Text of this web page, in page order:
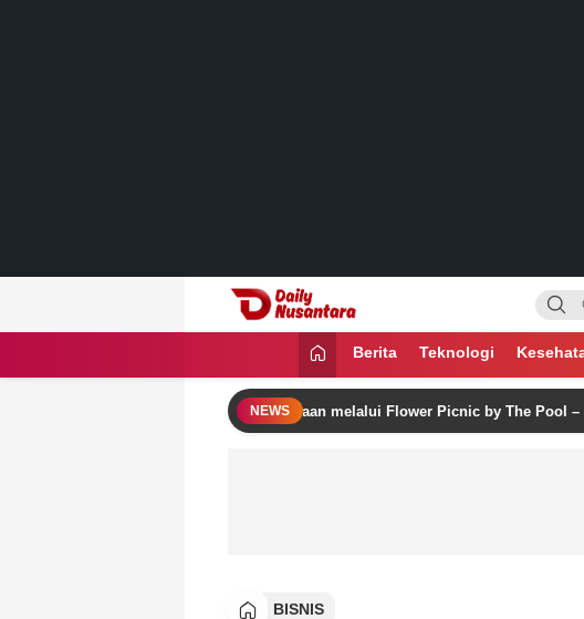
Daily Nusantara
Menyajikan Fakta, Menginspirasi Bangsa
Berita Teknologi
NEWS
Rayakan Semangat Kemerdekaan melalui Flower Picnic by The Pool – Bloom &
BISNIS